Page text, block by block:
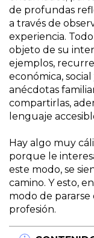
de profundas
a través de
experiencia.
objeto de su
ejemplos,
económica,
anécdotas
compartirlas,
lenguaje
Hay algo muy
porque le
este modo, se
camino. Y esto,
modo de
profesión.